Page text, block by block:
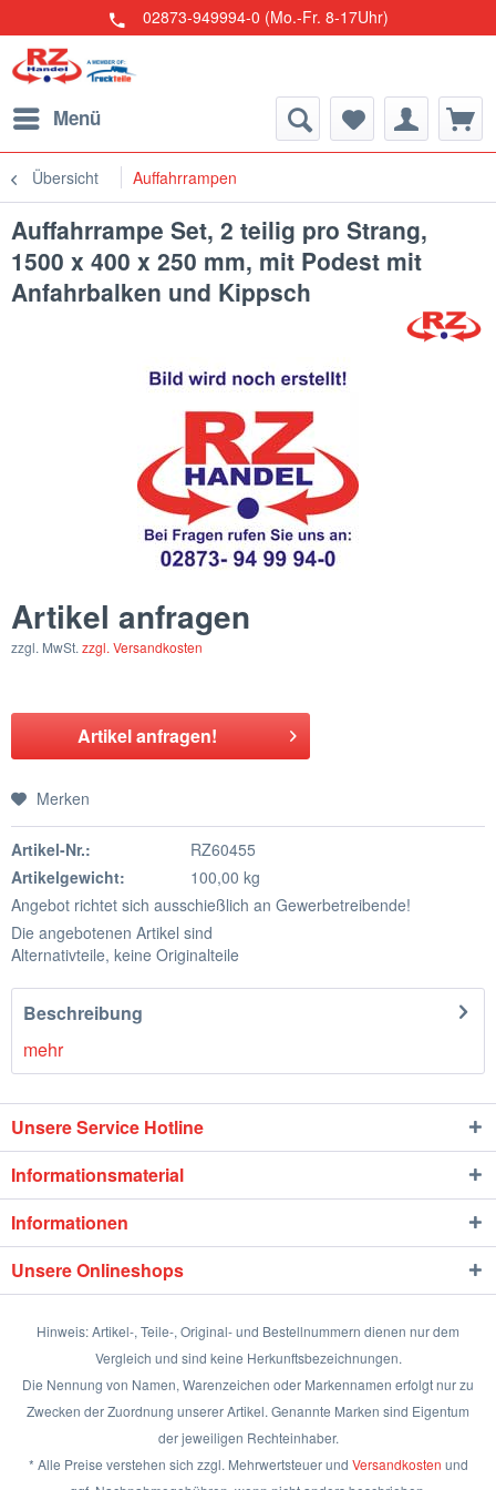
02873-949994-0 (Mo.-Fr. 8-17Uhr)
Menü
Übersicht Auffahrrampen
Auffahrrampe Set, 2 teilig pro Strang,
1500 x 400 x 250 mm, mit Podest mit
Anfahrbalken und Kippsch
Artikel anfragen
zzgl. MwSt. zzgl. Versandkosten
Artikel anfragen!
Merken
Artikel-Nr.:
RZ60455
Artikelgewicht:
100,00 kg
Angebot richtet sich ausschießlich an Gewerbetreibende!
Die angebotenen Artikel sind
Alternativteile, keine Originalteile
Beschreibung
mehr
Unsere Service Hotline
Informationsmaterial
Informationen
Unsere Onlineshops
Hinweis: Artikel-, Teile-, Original- und Bestellnummern dienen nur dem
Vergleich und sind keine Herkunftsbezeichnungen.
Die Nennung von Namen, Warenzeichen oder Markennamen erfolgt nur zu
Zwecken der Zuordnung unserer Artikel. Genannte Marken sind Eigentum
der jeweiligen Rechteinhaber.
* Alle Preise verstehen sich zzgl. Mehrwertsteuer und Versandkosten und